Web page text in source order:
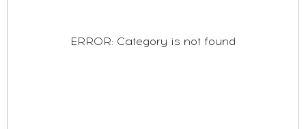
ERROR: Category is not found